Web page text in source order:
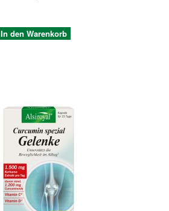
In den Warenkorb